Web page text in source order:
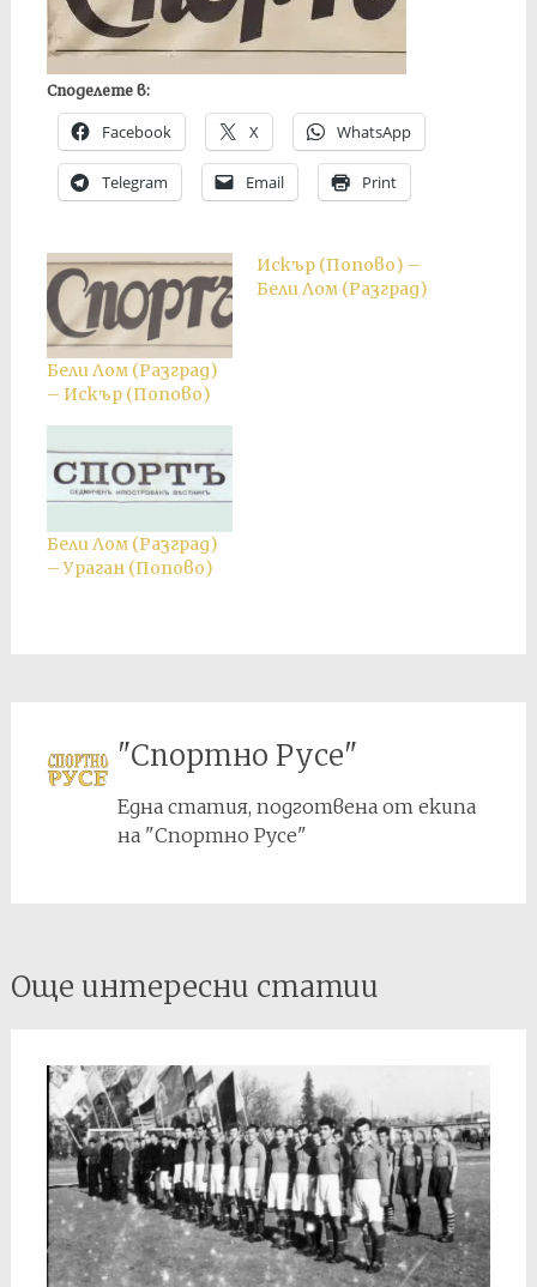
Споделете в:
Facebook X WhatsApp
Telegram Email Print
Бели Лом (Разград)
– Искър (Попово)
Искър (Попово) –
Бели Лом (Разград)
Бели Лом (Разград)
– Ураган (Попово)
"Спортно Русе"
Една статия, подготвена от екипа
на "Спортно Русе"
Post
navigation
Още интересни статии